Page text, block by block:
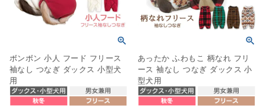
ボンボン 小人 フード フリース
袖なし つなぎ ダックス 小型犬
用
あったか ふわもこ 柄なれ フリ
ース 袖なし つなぎ ダックス 小
型犬用